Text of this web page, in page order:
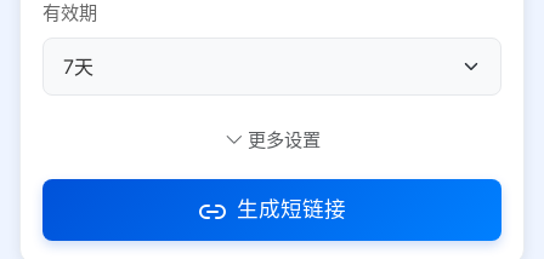
有效期
访问密码
更多设置
生成短链接